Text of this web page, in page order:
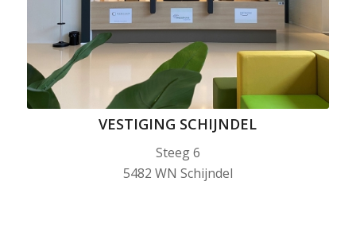
VESTIGING SCHIJNDEL
Steeg 6
5482 WN Schijndel